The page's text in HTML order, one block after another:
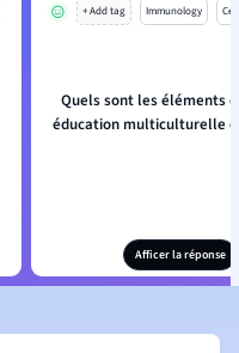
+ Add tag Immunology
Quels sont les éléments
éducation multiculturelle
Afficer la réponse